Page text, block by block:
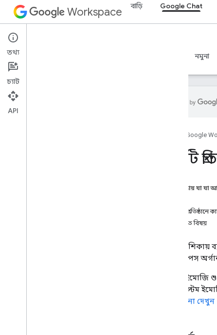
Workspace বাড়ি Google Chat
Google Chat
ওভারভিউ নমুনা
Google
একটি
এই পৃষ্ঠায় যা যা
একটি
সম্পর্কিত বিষয়
এই
ওয়ার্কস্পেস
কাস্টম ইমোজি
জন্য কাস্টম
পরিচালনা দেখুন
তথ্য
চ্যাট
API